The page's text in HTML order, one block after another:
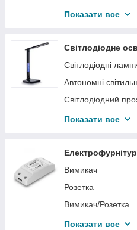
Акумулятор
Повітряно-цинкова
Павербанки
Портативні зарядні
Показати все
Світлодіодне
Світлодіодні
Автономні
Світлодіодний
Світлодіодні
Світлодіодне
Світлодіодні
Показати все
Вимикач
Розетка
Вимикач/Розетка
Рамка
Показати все